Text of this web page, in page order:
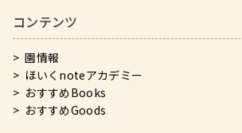
コンテンツ
園情報
ほいくnoteアカデミー
おすすめBooks
おすすめGoods